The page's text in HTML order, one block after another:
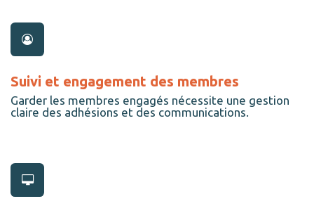
Suivi et engagement des membres
Garder les membres engagés nécessite une gestion
claire des adhésions et des communications.